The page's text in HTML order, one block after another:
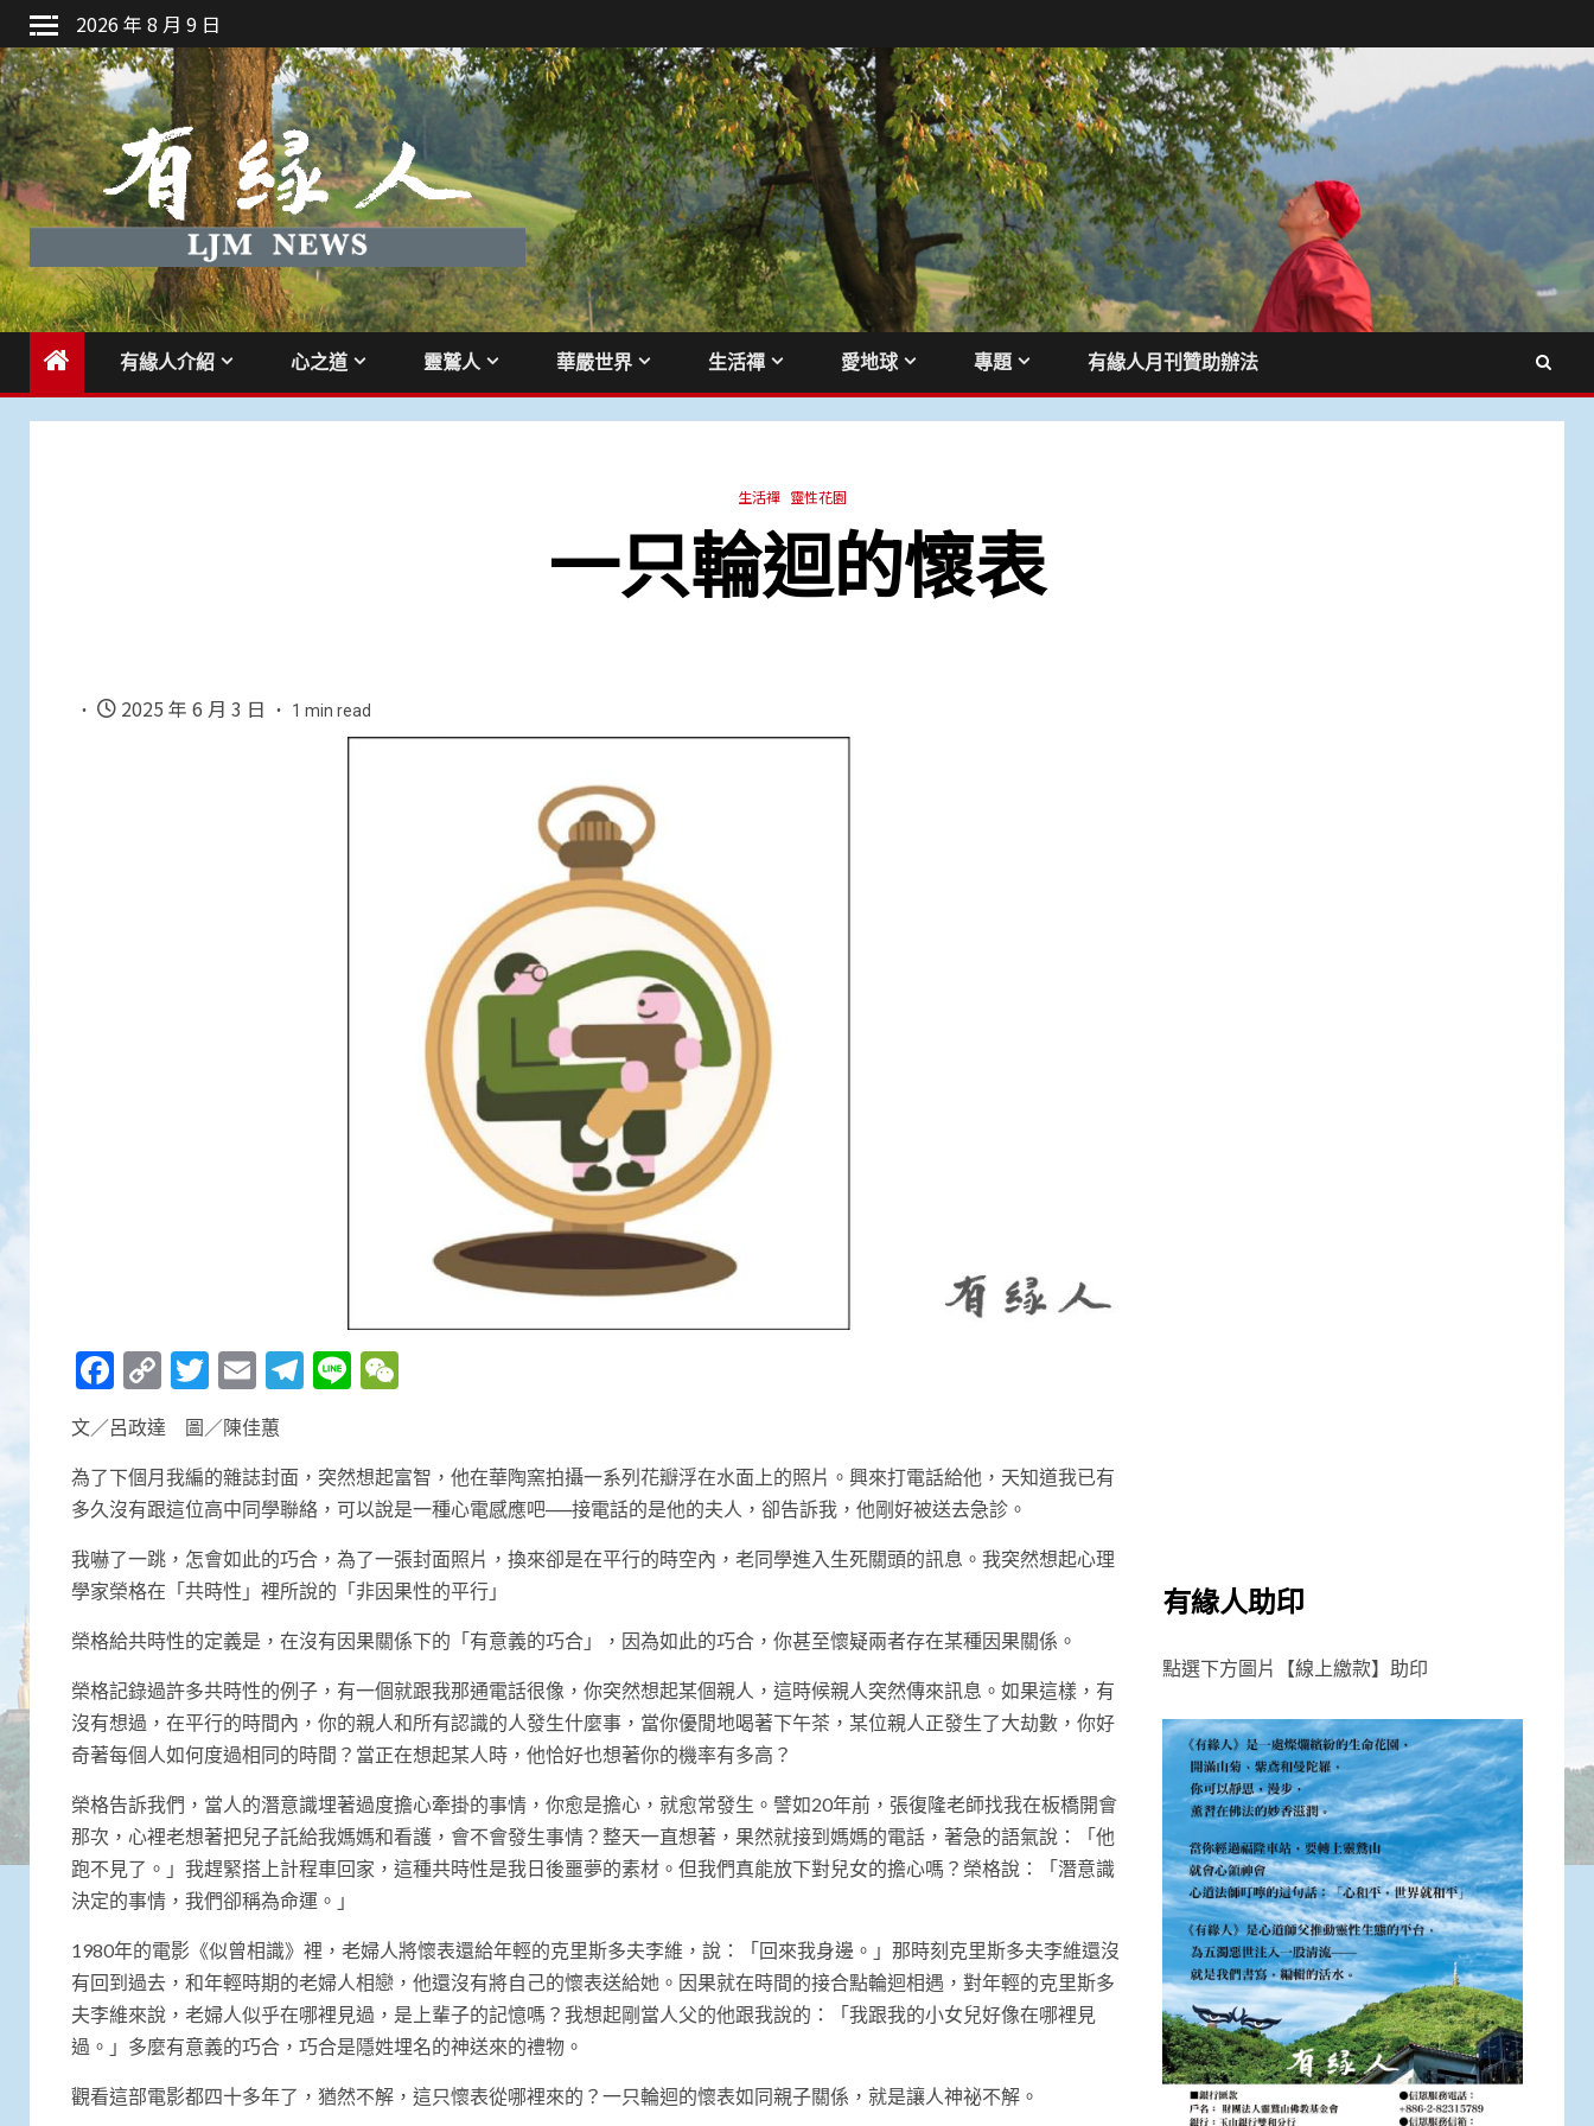
Skip
to
content
2026 年 8 月 9 日
有緣人介紹 心之道 靈鷲人 華嚴世界 生活禪 愛地球 專題 有緣人月刊贊助辦法
生活禪 靈性花園
一只輪迴的懷表
2025 年 6 月 3 日 1 min read
Facebook
Copy
Link
Twitter
EmailTelegram
Line
文／呂政達 圖／陳佳蕙
為了下個月我編的雜誌封面，突然想起富智，他在華陶窯拍攝一系列花瓣浮在水面上的照片。興來打電話給他，天知道我已有
多久沒有跟這位高中同學聯絡，可以說是一種心電感應吧──接電話的是他的夫人，卻告訴我，他剛好被送去急診。
我嚇了一跳，怎會如此的巧合，為了一張封面照片，換來卻是在平行的時空內，老同學進入生死關頭的訊息。我突然想起心理
學家榮格在「共時性」裡所說的「非因果性的平行」
榮格給共時性的定義是，在沒有因果關係下的「有意義的巧合」，因為如此的巧合，你甚至懷疑兩者存在某種因果關係。
榮格記錄過許多共時性的例子，有一個就跟我那通電話很像，你突然想起某個親人，這時候親人突然傳來訊息。如果這樣，有
沒有想過，在平行的時間內，你的親人和所有認識的人發生什麼事，當你優閒地喝著下午茶，某位親人正發生了大劫數，你好
奇著每個人如何度過相同的時間？當正在想起某人時，他恰好也想著你的機率有多高？
榮格告訴我們，當人的潛意識埋著過度擔心牽掛的事情，你愈是擔心，就愈常發生。譬如20年前，張復隆老師找我在板橋開會
那次，心裡老想著把兒子託給我媽媽和看護，會不會發生事情？整天一直想著，果然就接到媽媽的電話，著急的語氣說：「他
跑不見了。」我趕緊搭上計程車回家，這種共時性是我日後噩夢的素材。但我們真能放下對兒女的擔心嗎？榮格說：「潛意識
決定的事情，我們卻稱為命運。」
1980年的電影《似曾相識》裡，老婦人將懷表還給年輕的克里斯多夫李維，說：「回來我身邊。」那時刻克里斯多夫李維還沒
有回到過去，和年輕時期的老婦人相戀，他還沒有將自己的懷表送給她。因果就在時間的接合點輪迴相遇，對年輕的克里斯多
夫李維來說，老婦人似乎在哪裡見過，是上輩子的記憶嗎？我想起剛當人父的他跟我說的：「我跟我的小女兒好像在哪裡見
過。」多麼有意義的巧合，巧合是隱姓埋名的神送來的禮物。
觀看這部電影都四十多年了，猶然不解，這只懷表從哪裡來的？一只輪迴的懷表如同親子關係，就是讓人神祕不解。
有緣人助印
點選下方圖片【線上繳款】助印